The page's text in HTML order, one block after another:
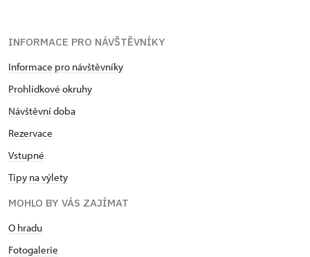
INFORMACE PRO NÁVŠTĚVNÍKY
Informace pro návštěvníky
Prohlídkové okruhy
Návštěvní doba
Rezervace
Vstupné
Tipy na výlety
MOHLO BY VÁS ZAJÍMAT
O hradu
Fotogalerie